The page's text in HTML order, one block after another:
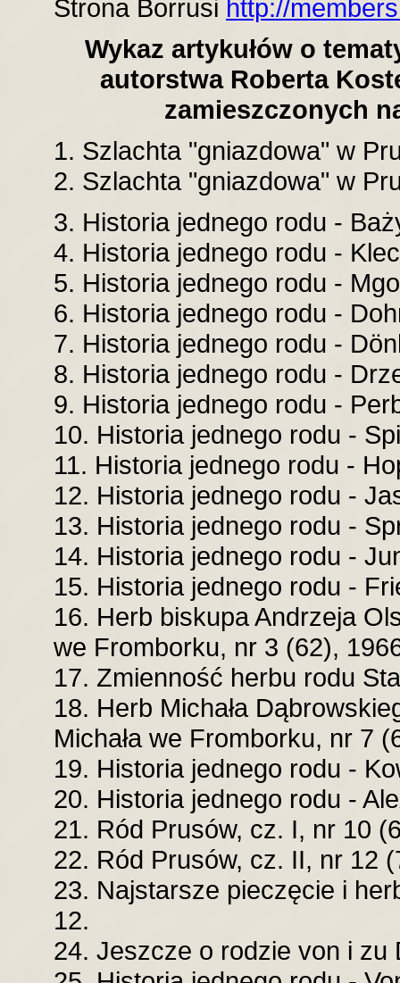
Strona Borrusi http://
Wykaz artykułów o
autorstwa Roberta
zamieszczonych
1. Szlachta "gniazdowa" w
2. Szlachta "gniazdowa" w
3. Historia jednego rodu -
4. Historia jednego rodu -
5. Historia jednego rodu -
6. Historia jednego rodu -
7. Historia jednego rodu -
8. Historia jednego rodu -
9. Historia jednego rodu -
10. Historia jednego rodu -
11. Historia jednego rodu -
12. Historia jednego rodu -
13. Historia jednego rodu -
14. Historia jednego rodu -
15. Historia jednego rodu -
16. Herb biskupa Andrzeja
we Fromborku, nr 3 (62),
17. Zmienność herbu rodu
18. Herb Michała
Michała we Fromborku, nr 7
19. Historia jednego rodu -
20. Historia jednego rodu -
21. Ród Prusów, cz. I, nr 10
22. Ród Prusów, cz. II, nr 12
23. Najstarsze pieczęcie i
12.
24. Jeszcze o rodzie von i